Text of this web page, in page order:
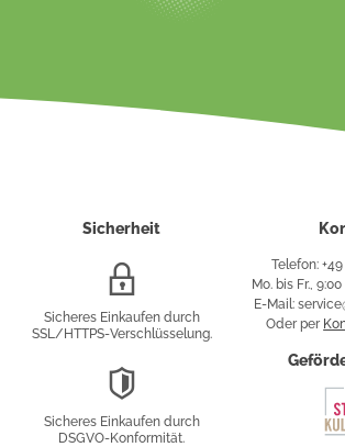
Sicherheit
Verschlüsselung
Sicheres Einkaufen durch
SSL/HTTPS-Verschlüsselung.
Sicheres Einkaufen durch
DSGVO-Konformität.
Telefon:
Mo. bis Fr.,
E-Mail:
Oder per